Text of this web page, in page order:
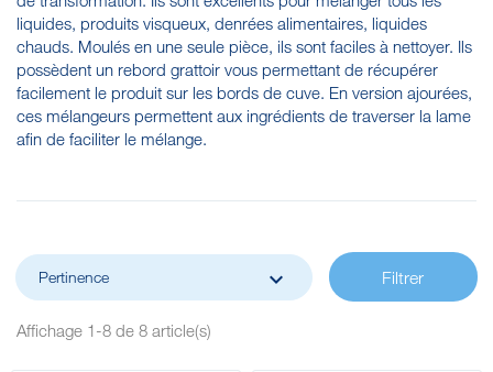
liquides, produits visqueux, denrées alimentaires, liquides
chauds. Moulés en une seule pièce, ils sont faciles à nettoyer. Ils
possèdent un rebord grattoir vous permettant de récupérer
facilement le produit sur les bords de cuve. En version ajourées,
ces mélangeurs permettent aux ingrédients de traverser la lame
afin de faciliter le mélange.
Pertinence  Filtrer
Affichage 1-8 de 8 article(s)